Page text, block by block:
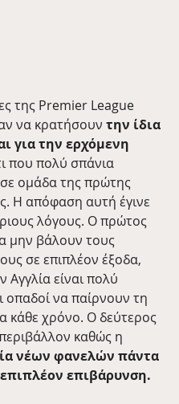
της Premier League
να κρατήσουν την ίδια
για την ερχόμενη
που πολύ σπάνια
ομάδα της πρώτης
Η απόφαση αυτή έγινε
λόγους. Ο πρώτος
μην βάλουν τους
σε επιπλέον έξοδα,
Αγγλία είναι πολύ
οπαδοί να παίρνουν τη
κάθε χρόνο. Ο δεύτερος
καθώς η
νέων φανελών πάντα
επιπλέον επιβάρυνση.